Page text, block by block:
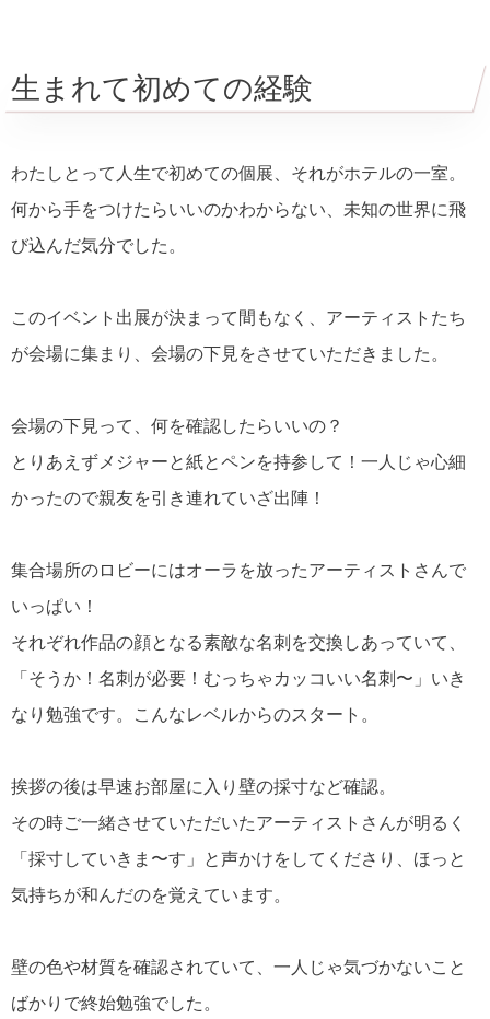
生まれて初めての経験
わたしとって人生で初めての個展、それがホテルの一室。
何から手をつけたらいいのかわからない、未知の世界に飛
び込んだ気分でした。
このイベント出展が決まって間もなく、アーティストたち
が会場に集まり、会場の下見をさせていただきました。
会場の下見って、何を確認したらいいの？
とりあえずメジャーと紙とペンを持参して！一人じゃ心細
かったので親友を引き連れていざ出陣！
集合場所のロビーにはオーラを放ったアーティストさんで
いっぱい！
それぞれ作品の顔となる素敵な名刺を交換しあっていて、
「そうか！名刺が必要！むっちゃカッコいい名刺〜」いき
なり勉強です。こんなレベルからのスタート。
挨拶の後は早速お部屋に入り壁の採寸など確認。
その時ご一緒させていただいたアーティストさんが明るく
「採寸していきま〜す」と声かけをしてくださり、ほっと
気持ちが和んだのを覚えています。
壁の色や材質を確認されていて、一人じゃ気づかないこと
ばかりで終始勉強でした。